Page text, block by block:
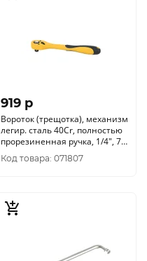
919 p
Вороток (трещотка), механизм
легир. сталь 40Cr, полностью
прорезиненная ручка, 1/4", 72
зубца 62358
Код товара: 071807